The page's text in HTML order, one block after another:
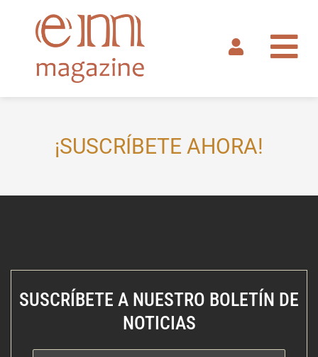
contenido
¡SUSCRÍBETE AHORA!
SUSCRÍBETE A NUESTRO BOLETÍN DE
NOTICIAS
Correo